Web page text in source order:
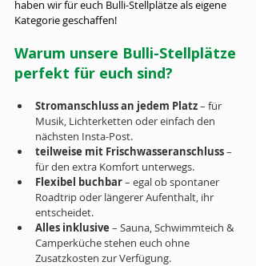
haben wir für euch Bulli-Stellplätze als eigene
Kategorie geschaffen!
Warum unsere Bulli-Stellplätze
perfekt für euch sind?
Stromanschluss an jedem Platz – für
Musik, Lichterketten oder einfach den
nächsten Insta-Post.
teilweise mit Frischwasseranschluss –
für den extra Komfort unterwegs.
Flexibel buchbar – egal ob spontaner
Roadtrip oder längerer Aufenthalt, ihr
entscheidet.
Alles inklusive – Sauna, Schwimmteich &
Camperküche stehen euch ohne
Zusatzkosten zur Verfügung.